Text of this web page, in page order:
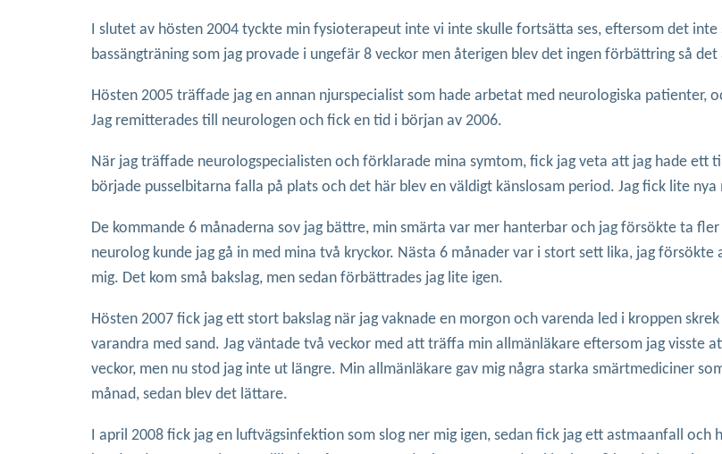
I slutet av hösten 2004 tyckte min fysioterapeut inte vi inte skulle fortsätta ses, eftersom det
bassängträning som jag provade i ungefär 8 veckor men återigen blev det ingen förbättring så det
Hösten 2005 träffade jag en annan njurspecialist som hade arbetat med neurologiska patienter,
Jag remitterades till neurologen och fick en tid i början av 2006.
När jag träffade neurologspecialisten och förklarade mina symtom, fick jag veta att jag hade ett
började pusselbitarna falla på plats och det här blev en väldigt känslosam period. Jag fick lite
De kommande 6 månaderna sov jag bättre, min smärta var mer hanterbar och jag försökte ta
neurolog kunde jag gå in med mina två kryckor. Nästa 6 månader var i stort sett lika, jag
mig. Det kom små bakslag, men sedan förbättrades jag lite igen.
Hösten 2007 fick jag ett stort bakslag när jag vaknade en morgon och varenda led i kroppen
varandra med sand. Jag väntade två veckor med att träffa min allmänläkare eftersom jag visste
veckor, men nu stod jag inte ut längre. Min allmänläkare gav mig några starka smärtmediciner
månad, sedan blev det lättare.
I april 2008 fick jag en luftvägsinfektion som slog ner mig igen, sedan fick jag ett astmaanfall och